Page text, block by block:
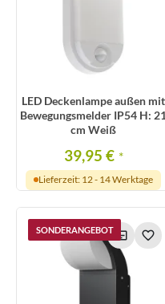
LED Deckenlampe außen mit
Bewegungsmelder IP54 H: 21
cm Weiß
39,95 € *
Lieferzeit: 12 - 14 Werktage
SONDERANGEBOT